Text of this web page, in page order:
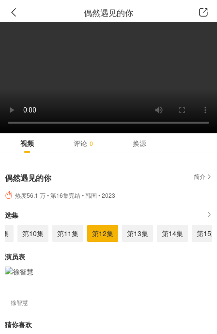
偶然遇见的你 广告
视频 评论 0 换源
偶然遇见的你 简介
热度56.1 万 • 第16集完结 • 韩国 • 2023
选集
集
第10集 第11集 第12集 第13集 第14集 第15
演员表
徐智慧
猜你喜欢